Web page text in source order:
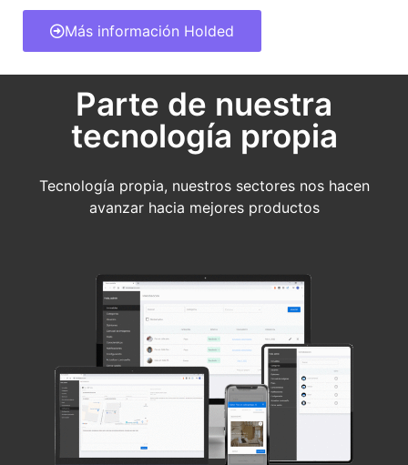
Más información Holded
Parte de nuestra
tecnología propia
Tecnología propia, nuestros sectores nos hacen
avanzar hacia mejores productos